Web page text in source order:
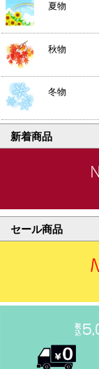
夏物
秋物
冬物
新着商品
セール商品